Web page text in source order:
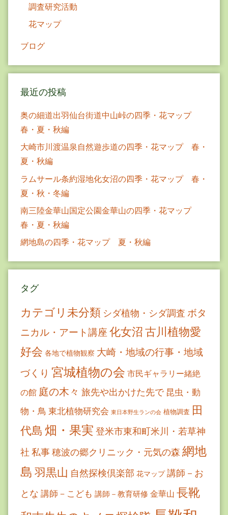
調査研究活動
花マップ
ブログ
最近の投稿
奥の細道出羽仙台街道中山峠の四季・花マップ
春・夏・秋編
大崎市川渡温泉自然遊歩道の四季・花マップ 春・
夏・秋編
ラムサール条約湿地化女沼の四季・花マップ 春・
夏・秋・冬編
南三陸金華山国定公園金華山の四季・花マップ
春・夏・秋編
網地島の四季・花マップ 夏・秋編
タグ
カテゴリ未分類 シダ植物・シダ調査 ボタ
ニカル・アート講座 化女沼古川植物愛
好会 各地で植物観察 大崎・地域の行事・地域
づくり 宮城植物の会 市民ギャラリー緒絶
の館 庭の木々 旅先や出かけた先で 昆虫・動
物・鳥 東北植物研究会 東日本野生ランの会 植物調査 田
代島 畑・果実 登米市東和町米川・若草神
社 私事穂波の郷クリニック・元気の森 網地
島 羽黒山 自然探検倶楽部 花マップ 講師－お
とな 講師－こども 講師－教育研修 金華山 長靴